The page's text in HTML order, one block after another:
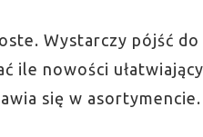
Wystarczy pójść
ile nowości
się w asortymencie.